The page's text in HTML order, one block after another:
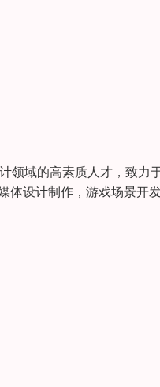
领域的高素质人才，致力
体设计制作，游戏场景开